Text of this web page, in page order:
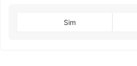
Sim